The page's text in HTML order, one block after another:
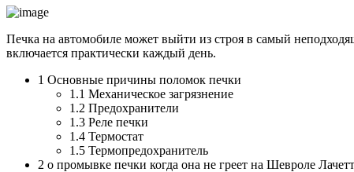
Печка на автомобиле может выйти из строя в самый
включается практически каждый день.
1 Основные причины поломок печки
1.1 Механическое загрязнение
1.2 Предохранители
1.3 Реле печки
1.4 Термостат
1.5 Термопредохранитель
2 о промывке печки когда она не греет на Шевроле